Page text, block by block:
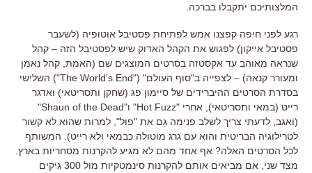
המלצותיכם יתקבלו בברכה.
רגע לפני חיפה קפצנו אמש לפתיחת פסטיבל אוטופיה (לשעבר
פסטיבל אייקון) לפגוש את הקהל האדוק שיש לפסטיבל הזה – קהל
שנראה מאוהב עד אקסטזה בסרטים המוצגים שם (האמת, קהל נאמן
ומעורר קנאה) – לצפייה ב"סוף העולם" ("The World's End") השלישי
בסדרת הסרטים ההיברידים של סיימון פג (שחקן ותסריטאי) ואדגר
רייט (במאי ותסריטאי), אחרי "Hot Fuzz" ו"Shaun of the Dead"
(ואגב, לדעתי צריך לשלב פנימה גם את "פול", למרות שהוא לא קשור
לטרילוגיה הבריטית והוא עם גרג מוטולה כבמאי ולא רייט). המשותף
לכל הסרטים האלה? אף אחד מהם לא מגיע להקרנות מסחריות בארץ.
מצד שני, אם מביאים אותם להקרנות סינמטקיות מול 300 גיקים